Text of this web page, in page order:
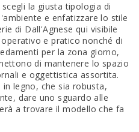
la giusta tipologia di
e enfatizzare lo stile
di Dall'Agnese qui visibile
e pratico nonché di
per la zona giorno,
di mantenere lo spazio
e oggettistica assortita.
legno, che sia robusta,
dare uno sguardo alle
a trovare il modello che fa